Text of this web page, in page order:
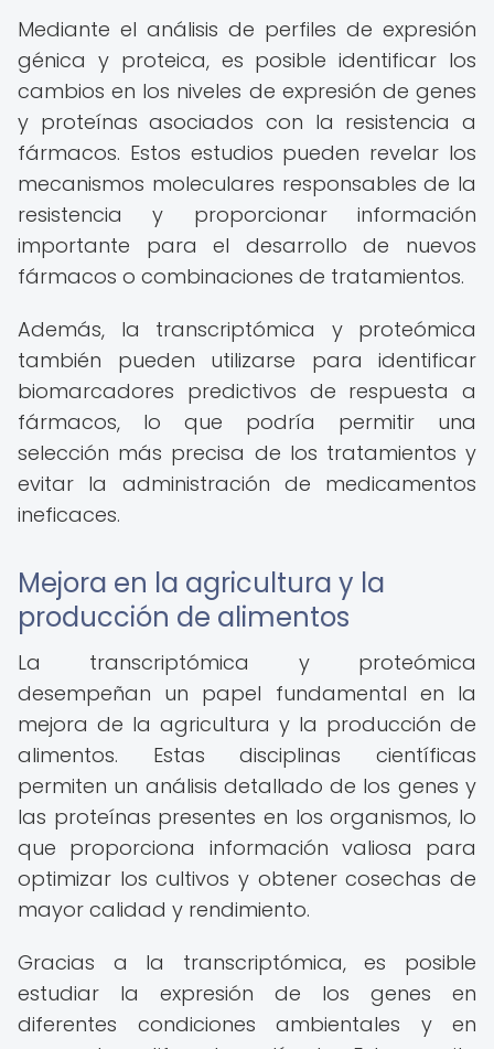
Mediante el análisis de perfiles de expresión
génica y proteica, es posible identificar los
cambios en los niveles de expresión de genes
y proteínas asociados con la resistencia a
fármacos. Estos estudios pueden revelar los
mecanismos moleculares responsables de la
resistencia y proporcionar información
importante para el desarrollo de nuevos
fármacos o combinaciones de tratamientos.
Además, la transcriptómica y proteómica
también pueden utilizarse para identificar
biomarcadores predictivos de respuesta a
fármacos, lo que podría permitir una
selección más precisa de los tratamientos y
evitar la administración de medicamentos
ineficaces.
Mejora en la agricultura y la
producción de alimentos
La transcriptómica y proteómica
desempeñan un papel fundamental en la
mejora de la agricultura y la producción de
alimentos. Estas disciplinas científicas
permiten un análisis detallado de los genes y
las proteínas presentes en los organismos, lo
que proporciona información valiosa para
optimizar los cultivos y obtener cosechas de
mayor calidad y rendimiento.
Gracias a la transcriptómica, es posible
estudiar la expresión de los genes en
diferentes condiciones ambientales y en